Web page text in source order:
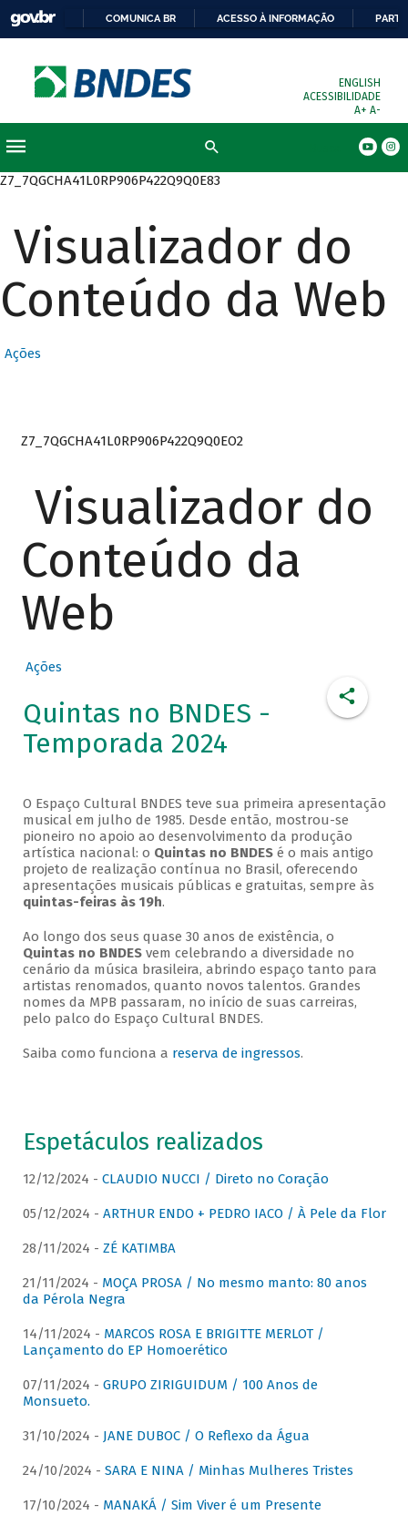
COMUNICA BR ACESSO À INFORMAÇÃO
ENGLISH
ACESSIBILIDADE
A+ A-
Z7_7QGCHA41L0RP906P422Q9Q0E83
Visualizador do
Conteúdo da Web
Ações
Z7_7QGCHA41L0RP906P422Q9Q0EO2
Visualizador do
Conteúdo da
Web
Ações
Quintas no BNDES -
Temporada 2024
O Espaço Cultural BNDES teve sua primeira apresentação
musical em julho de 1985. Desde então, mostrou-se
pioneiro no apoio ao desenvolvimento da produção
artística nacional: o Quintas no BNDESé o mais antigo
projeto de realização contínua no Brasil, oferecendo
apresentações musicais públicas e gratuitas, sempre às
quintas-feiras às 19h.
Ao longo dos seus quase 30 anos de existência, o
Quintas no BNDESvem celebrando a diversidade no
cenário da música brasileira, abrindo espaço tanto para
artistas renomados, quanto novos talentos. Grandes
nomes da MPB passaram, no início de suas carreiras,
pelo palco do Espaço Cultural BNDES.
Saiba como funciona a reserva de ingressos.
Espetáculos realizados
12/12/2024 - CLAUDIO NUCCI / Direto no Coração
05/12/2024 - ARTHUR ENDO + PEDRO IACO / À Pele da Flor
28/11/2024 - ZÉ KATIMBA
21/11/2024 - MOÇA PROSA / No mesmo manto: 80 anos
da Pérola Negra
14/11/2024 - MARCOS ROSA E BRIGITTE MERLOT /
Lançamento do EP Homoerético
07/11/2024 - GRUPO ZIRIGUIDUM / 100 Anos de
Monsueto.
31/10/2024 - JANE DUBOC / O Reflexo da Água
24/10/2024 - SARA E NINA / Minhas Mulheres Tristes
17/10/2024 - MANAKÁ / Sim Viver é um Presente